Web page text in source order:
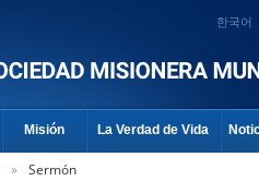
한국어
Misión La Verdad de Vida
» Sermón